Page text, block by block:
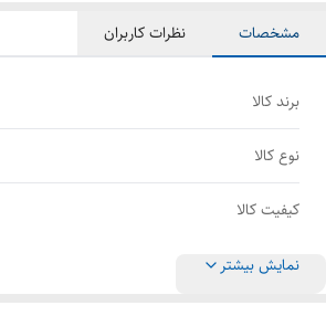
مشخصات نظرات کاربران
برند کالا
نوع کالا
کیفیت کالا
نمایش بیشتر